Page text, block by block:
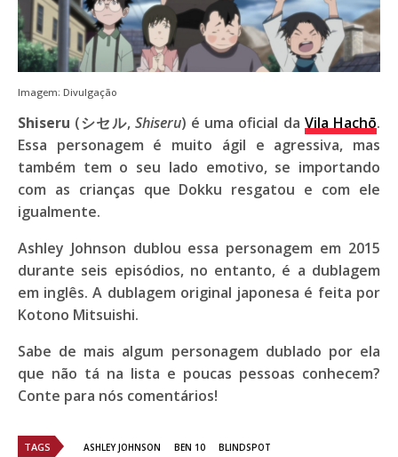
Imagem: Divulgação
Shiseru (シセル, Shiseru) é uma oficial da Vila Hachō.
Essa personagem é muito ágil e agressiva, mas
também tem o seu lado emotivo, se importando
com as crianças que Dokku resgatou e com ele
igualmente.
Ashley Johnson dublou essa personagem em 2015
durante seis episódios, no entanto, é a dublagem
em inglês. A dublagem original japonesa é feita por
Kotono Mitsuishi.
Sabe de mais algum personagem dublado por ela
que não tá na lista e poucas pessoas conhecem?
Conte para nós comentários!
TAGS ASHLEY JOHNSON BEN 10
BLINDSPOT